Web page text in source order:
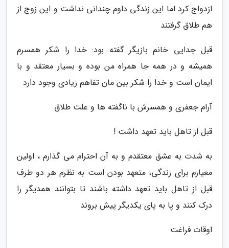
ازدواج کرد اما این زندگی داوم چندانی نداشت و این زوج از
هم طلاق گرفتند
قبل جدایی خانم بازیگر گفته بود: خدا را شکر همسرم
همیشه و در همه جا همراه من بوده و بسیار معتقد و با
ایمان است و خدا را شکر بین مان تفاهم زیادی وجود دارد
آرام جعفری و همسرش با ناگفته ها و علت طلاق
قبل از تاهل باید تعهد داشت !
به شدت به عشق معتقدم و به آن احترام می گذارم ، اولین
معیارم برای زندگی، متعهد بودن است به نظرم هر دو طرف
قبل از تاهل باید تعهد داشته باشند تا بتوانند همدیگر را
درک کنند و پا به پای یکدیگر پیش بروند
اوقات فراغت